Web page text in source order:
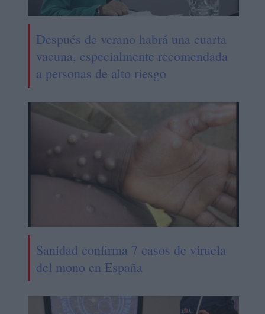
Después de verano habrá una cuarta
vacuna, especialmente recomendada
a personas de alto riesgo
Sanidad confirma 7 casos de viruela
del mono en España